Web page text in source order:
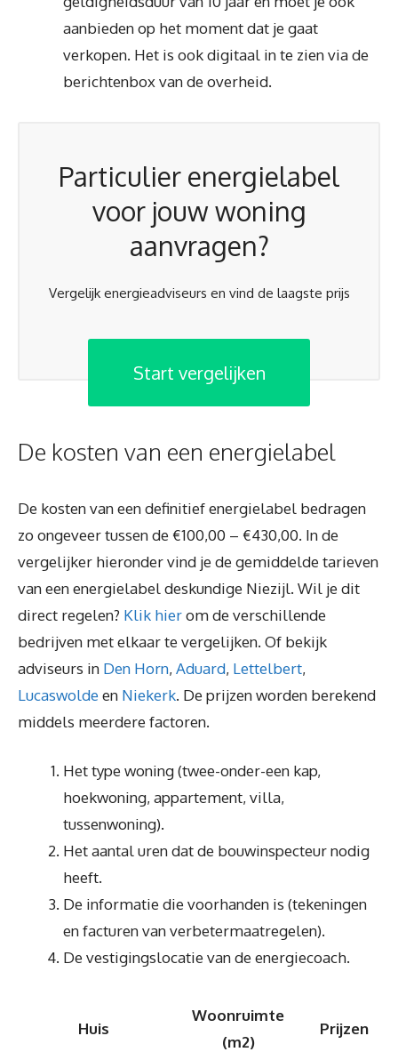
aanbieden op het moment dat je gaat
verkopen. Het is ook digitaal in te zien via de
berichtenbox van de overheid.
Particulier energielabel
voor jouw woning
aanvragen?
Vergelijk energieadviseurs en vind de laagste prijs
Start vergelijken
De kosten van een energielabel
De kosten van een definitief energielabel bedragen
zo ongeveer tussen de €100,00 – €430,00. In de
vergelijker hieronder vind je de gemiddelde tarieven
van een energielabel deskundige Niezijl. Wil je dit
direct regelen? Klik hierom de verschillende
bedrijven met elkaar te vergelijken. Of bekijk
adviseurs in Den Horn, Aduard, Lettelbert,
Lucaswoldeen Niekerk. De prijzen worden berekend
middels meerdere factoren.
Het type woning (twee-onder-een kap,
hoekwoning, appartement, villa,
tussenwoning).
Het aantal uren dat de bouwinspecteur nodig
heeft.
De informatie die voorhanden is (tekeningen
en facturen van verbetermaatregelen).
De vestigingslocatie van de energiecoach.
Huis
Woonruimte
(m2)
Prijzen